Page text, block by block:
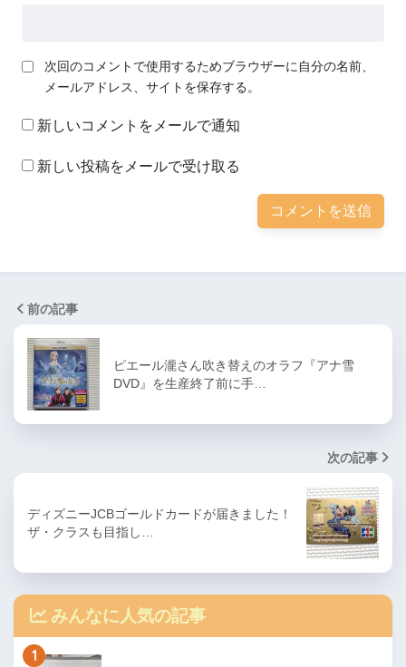
次回のコメントで使用するためブラウザーに自分の名前、
メールアドレス、サイトを保存する。
新しいコメントをメールで通知
新しい投稿をメールで受け取る
前の記事
ピエール瀧さん吹き替えのオラフ『アナ雪
DVD』を生産終了前に手…
次の記事
ディズニーJCBゴールドカードが届きました！
ザ・クラスも目指し…
みんなに人気の記事
1